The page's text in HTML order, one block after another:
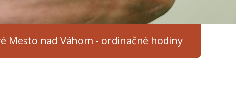
Mesto nad Váhom - ordinačné hodiny